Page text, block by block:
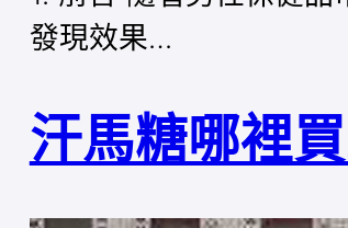
發現效果…
汗馬糖哪裡